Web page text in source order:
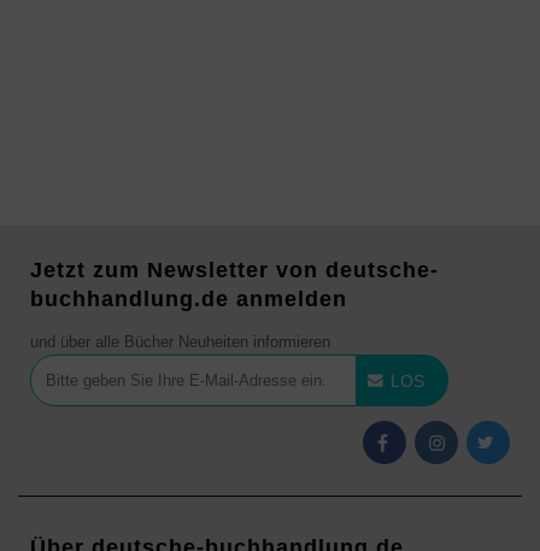
Jetzt zum Newsletter von deutsche-
buchhandlung.de anmelden
und über alle Bücher Neuheiten informieren
LOS